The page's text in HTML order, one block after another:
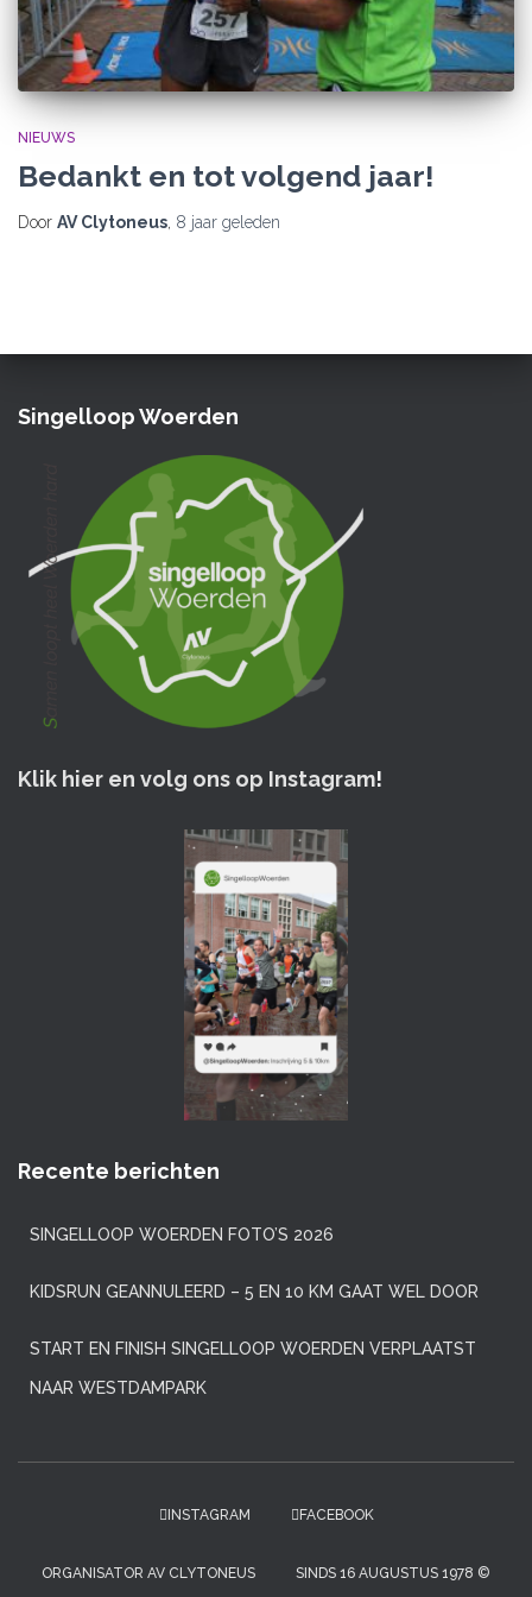
NIEUWS
Bedankt en tot volgend jaar!
Door AV Clytoneus, 8 jaar geleden
Singelloop Woerden
Klik hier en volg ons op Instagram!
Recente berichten
SINGELLOOP WOERDEN FOTO’S 2026
KIDSRUN GEANNULEERD – 5 EN 10 KM GAAT WEL DOOR
START EN FINISH SINGELLOOP WOERDEN VERPLAATST
NAAR WESTDAMPARK
INSTAGRAM FACEBOOK
ORGANISATOR AV CLYTONEUS SINDS 16 AUGUSTUS 1978 ©